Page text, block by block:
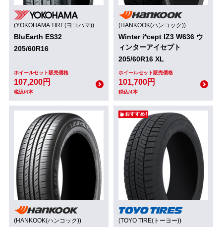
(YOKOHAMA TIRE(ヨコハマ))
BluEarth ES32
205/60R16
ホイールセット販売価格
107,200円
税込/4本
(HANKOOK(ハンコック))
Winter i*cept IZ3 W636 ウ
ィンターアイセプト
205/60R16 XL
ホイールセット販売価格
101,700円
税込/4本
(HANKOOK(ハンコック)) (TOYO TIRE(トーヨー))